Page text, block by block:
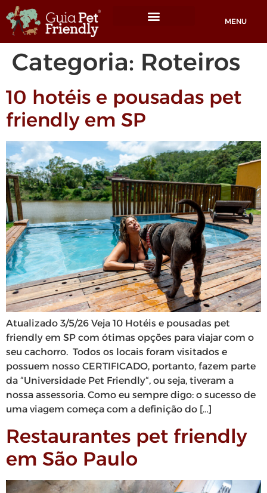
MENU
Categoria: Roteiros
10 hotéis e pousadas pet
friendly em SP
Atualizado 3/5/26 Veja 10 Hotéis e pousadas pet
friendly em SP com ótimas opções para viajar com o
seu cachorro. Todos os locais foram visitados e
possuem nosso CERTIFICADO, portanto, fazem parte
da “Universidade Pet Friendly“, ou seja, tiveram a
nossa assessoria. Como eu sempre digo: o sucesso de
uma viagem começa com a definição do […]
Restaurantes pet friendly
em São Paulo